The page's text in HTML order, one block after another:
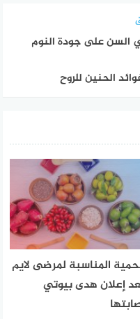
السن على جودة النوم
الحنين للروح
المناسبة لمرضى لايم
إعلان هدى بيوتي